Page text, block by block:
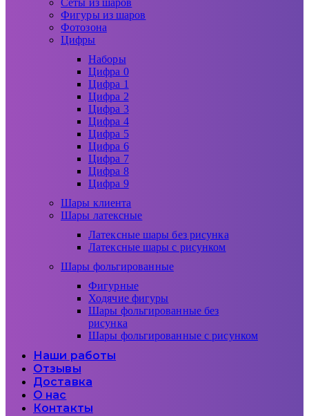
Сеты из шаров
Фигуры из шаров
Фотозона
Цифры
Наборы
Цифра 0
Цифра 1
Цифра 2
Цифра 3
Цифра 4
Цифра 5
Цифра 6
Цифра 7
Цифра 8
Цифра 9
Шары клиента
Шары латексные
Латексные шары без рисунка
Латексные шары с рисунком
Шары фольгированные
Фигурные
Ходячие фигуры
Шары фольгированные без
рисунка
Шары фольгированные с рисунком
Наши работы
Отзывы
Доставка
О нас
Контакты